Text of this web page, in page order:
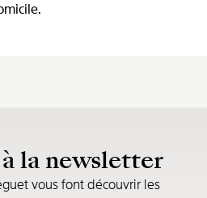
la newsletter
vous font découvrir les